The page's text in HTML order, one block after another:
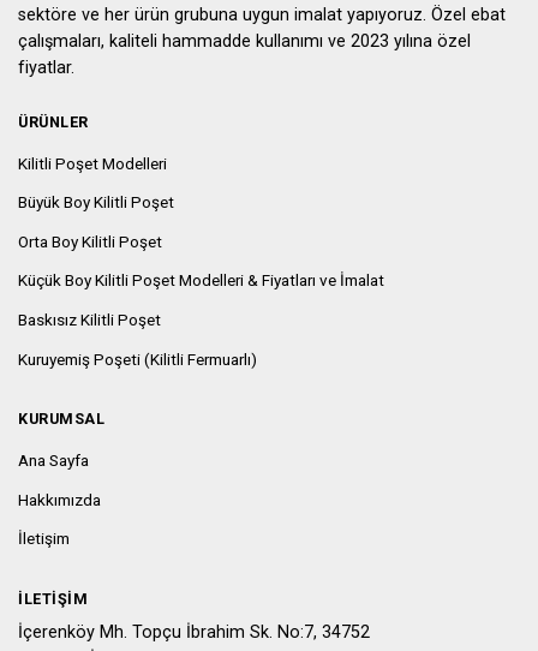
sektöre ve her ürün grubuna uygun imalat yapıyoruz. Özel ebat
çalışmaları, kaliteli hammadde kullanımı ve 2023 yılına özel
fiyatlar.
ÜRÜNLER
Kilitli Poşet Modelleri
Büyük Boy Kilitli Poşet
Orta Boy Kilitli Poşet
Küçük Boy Kilitli Poşet Modelleri & Fiyatları ve İmalat
Baskısız Kilitli Poşet
Kuruyemiş Poşeti (Kilitli Fermuarlı)
KURUMSAL
Ana Sayfa
Hakkımızda
İletişim
İLETIŞIM
İçerenköy Mh. Topçu İbrahim Sk. No:7, 34752